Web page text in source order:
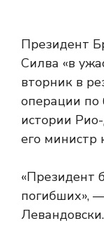
Президент
Силва «в
вторник в
операции по
истории
его министр
«Президент
погибших»,
Левандовски.